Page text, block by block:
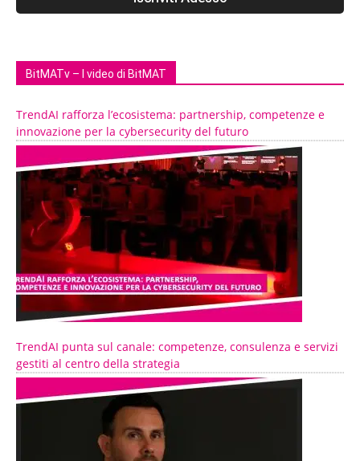
BitMATv – I video di BitMAT
TrendAI rafforza l’ecosistema: partnership, competenze e
innovazione per la cybersecurity del futuro
TrendAI punta sul canale: competenze, consulenza e servizi
gestiti al centro della strategia